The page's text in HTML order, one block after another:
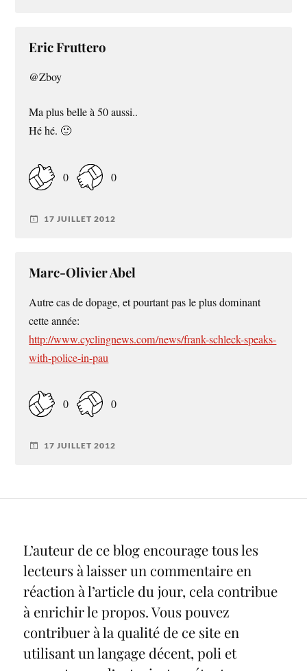
Eric Fruttero
@Zboy
Ma plus belle à 50 aussi..
Hé hé. 🙂
0 0
17 JUILLET 2012
Marc-Olivier Abel
Autre cas de dopage, et pourtant pas le plus dominant
cette année:
http://www.cyclingnews.com/news/frank-schleck-speaks-
with-police-in-pau
0 0
17 JUILLET 2012
L’auteur de ce blog encourage tous les
lecteurs à laisser un commentaire en
réaction à l’article du jour, cela contribue
à enrichir le propos. Vous pouvez
contribuer à la qualité de ce site en
utilisant un langage décent, poli et